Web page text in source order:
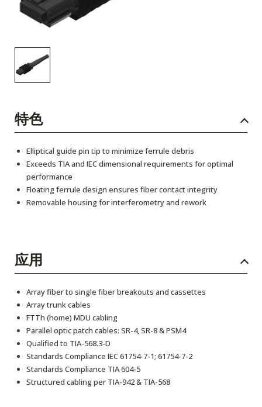
特色
Elliptical guide pin tip to minimize ferrule debris
Exceeds TIA and IEC dimensional requirements for optimal
performance
Floating ferrule design ensures fiber contact integrity
Removable housing for interferometry and rework
应用
Array fiber to single fiber breakouts and cassettes
Array trunk cables
FTTh (home) MDU cabling
Parallel optic patch cables: SR-4, SR-8 & PSM4
Qualified to TIA-568.3-D
Standards Compliance IEC 61754-7-1; 61754-7-2
Standards Compliance TIA 604-5
Structured cabling per TIA-942 & TIA-568